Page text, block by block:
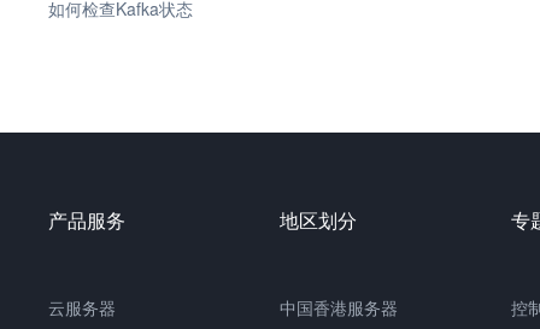
如何检查Kafka状态
产品服务
云服务器
地区划分
中国香港服务器
专
控